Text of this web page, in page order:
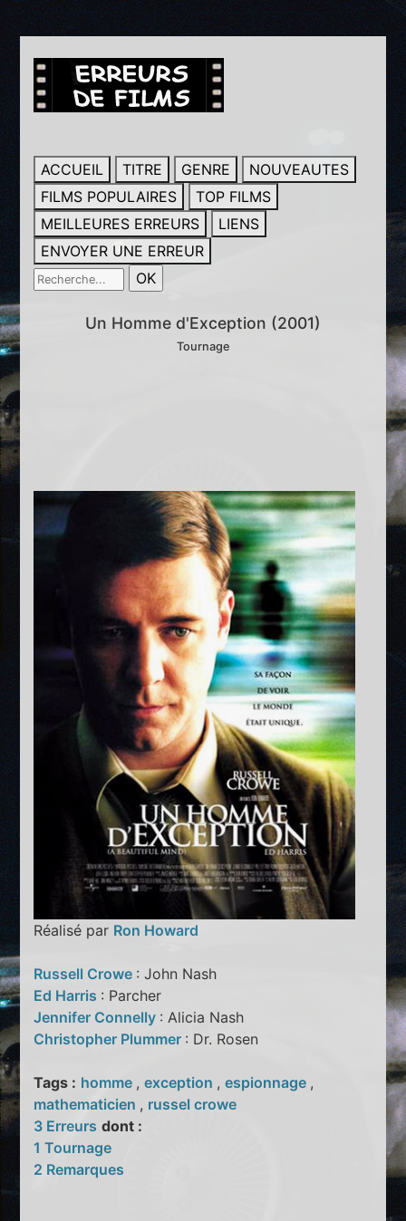
ACCUEIL TITRE GENRE
NOUVEAUTES
FILMS POPULAIRES
TOP FILMS
MEILLEURES ERREURS
LIENS
ENVOYER UNE ERREUR
Un Homme d'Exception (2001)
Tournage
Réalisé par Ron Howard
Russell Crowe : John Nash
Ed Harris : Parcher
Jennifer Connelly : Alicia Nash
Christopher Plummer : Dr. Rosen
Tags : homme ,exception ,espionnage ,
mathematicien , russel crowe
3 Erreurs dont :
1 Tournage
2 Remarques